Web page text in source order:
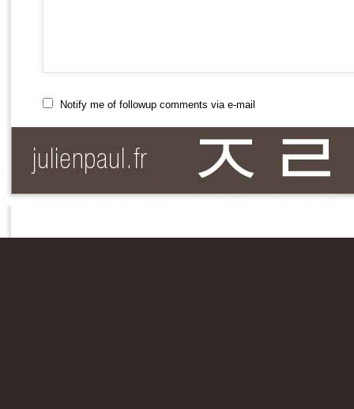
Notify me of followup comments via e-mail